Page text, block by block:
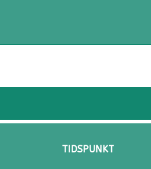
TIDSPUNKT